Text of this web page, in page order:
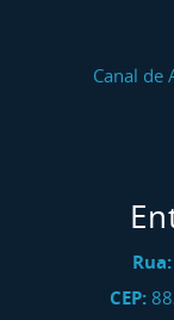
Canal de
Rua:
CEP: